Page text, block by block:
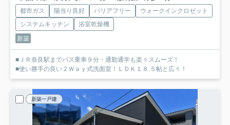
都市ガス 陽当り良好 バリアフリー
ウォークインクロゼット
システムキッチン
浴室乾燥機
新築
■ＪＲ奈良駅までバス乗車９分・通勤通学も楽々スムーズ！
■使い勝手の良い２Ｗａｙ式洗面室！ＬＤＫ１８.５帖と広々！
新築一戸建